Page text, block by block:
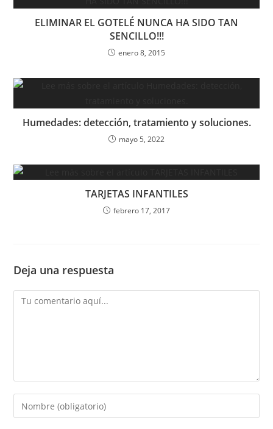
ELIMINAR EL GOTELÉ NUNCA HA SIDO TAN
SENCILLO!!!
enero 8, 2015
Humedades: detección, tratamiento y soluciones.
mayo 5, 2022
TARJETAS INFANTILES
febrero 17, 2017
Deja una respuesta
Comentario
Introduce
tu